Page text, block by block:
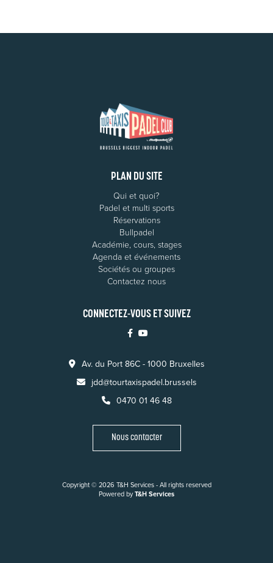
PLAN DU SITE
Qui et quoi?
Padel et multi sports
Réservations
Bullpadel
Académie, cours, stages
Agenda et événements
Sociétés ou groupes
Contactez nous
CONNECTEZ-VOUS ET SUIVEZ
Av. du Port 86C - 1000 Bruxelles
jdd@tourtaxispadel.brussels
0470 01 46 48
Nous contacter
Copyright © 2026 T&H Services - All rights reserved
Powered byT&H Services